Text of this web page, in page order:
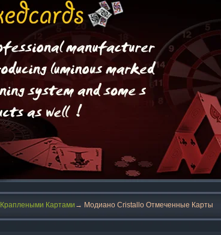
Картами → Модиано Cristallo Отмеченные Карты